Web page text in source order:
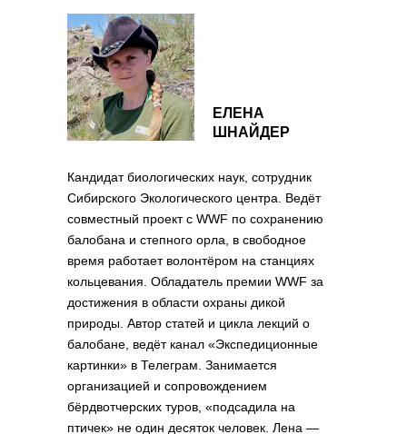
Кандидат биологических наук, сотрудник
Сибирского Экологического центра. Ведёт
совместный проект с WWF по сохранению
балобана и степного орла, в свободное
время работает волонтёром на станциях
кольцевания. Обладатель премии WWF за
достижения в области охраны дикой
природы. Автор статей и цикла лекций о
балобане, ведёт канал «Экспедиционные
картинки» в Телеграм. Занимается
организацией и сопровождением
бёрдвотчерских туров, «подсадила на
птичек» не один десяток человек. Лена —
ЕЛЕНА
ШНАЙДЕР